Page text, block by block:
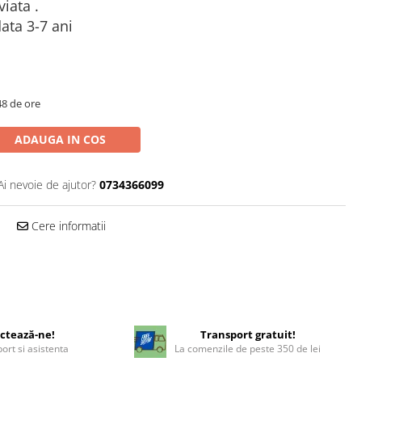
.
3-7 ani
de ore
ADAUGA IN COS
nevoie de ajutor? 0734366099
Cere informatii
ne!
si asistenta
Transport gratuit!
La comenzile de peste 350 de lei